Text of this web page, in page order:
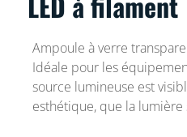
Ampoule à verre
Idéale pour les
source lumineuse est
esthétique, que la